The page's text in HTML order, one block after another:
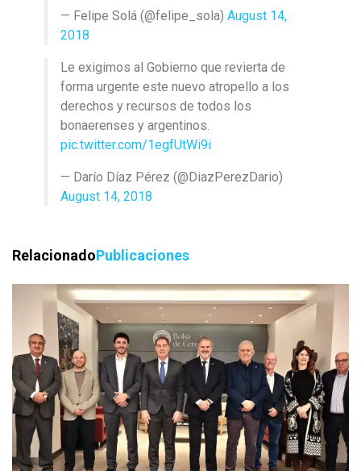
— Felipe Solá (@felipe_sola) August 14,
2018
Le exigimos al Gobierno que revierta de
forma urgente este nuevo atropello a los
derechos y recursos de todos los
bonaerenses y argentinos.
pic.twitter.com/1egfUtWi9i
— Darío Díaz Pérez (@DiazPerezDario)
August 14, 2018
RelacionadoPublicaciones